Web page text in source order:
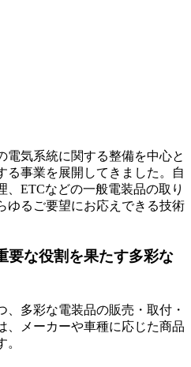
電気系統に関する整備を中心と
る事業を展開してきました。自
、ETCなどの一般電装品の取り
ゆるご要望にお応えできる技術
要な役割を果たす多彩な
多彩な電装品の販売・取付・
、メーカーや車種に応じた商品